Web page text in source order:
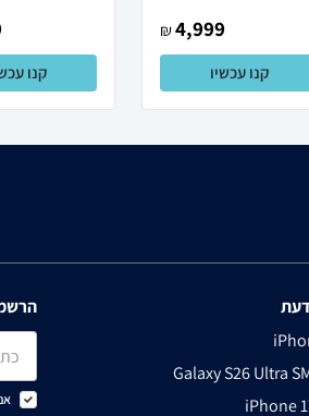
4,999
₪
קנו עכשיו קנו
Galaxy S26 Ultra
iPhone